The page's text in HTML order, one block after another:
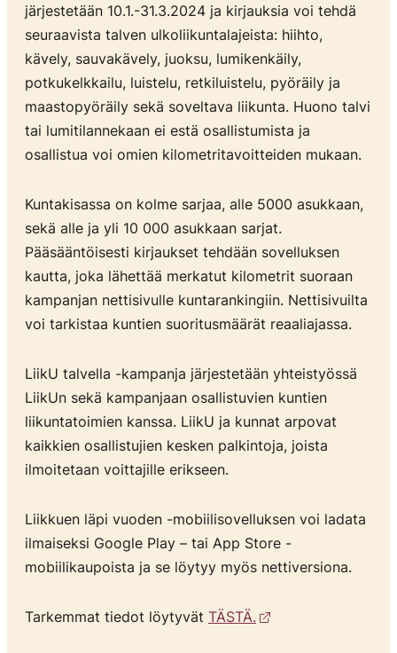
järjestetään 10.1.-31.3.2024 ja kirjauksia voi tehdä
seuraavista talven ulkoliikuntalajeista: hiihto,
kävely, sauvakävely, juoksu, lumikenkäily,
potkukelkkailu, luistelu, retkiluistelu, pyöräily ja
maastopyöräily sekä soveltava liikunta. Huono talvi
tai lumitilannekaan ei estä osallistumista ja
osallistua voi omien kilometritavoitteiden mukaan.
Kuntakisassa on kolme sarjaa, alle 5000 asukkaan,
sekä alle ja yli 10 000 asukkaan sarjat.
Pääsääntöisesti kirjaukset tehdään sovelluksen
kautta, joka lähettää merkatut kilometrit suoraan
kampanjan nettisivulle kuntarankingiin. Nettisivuilta
voi tarkistaa kuntien suoritusmäärät reaaliajassa.
LiikU talvella -kampanja järjestetään yhteistyössä
LiikUn sekä kampanjaan osallistuvien kuntien
liikuntatoimien kanssa. LiikU ja kunnat arpovat
kaikkien osallistujien kesken palkintoja, joista
ilmoitetaan voittajille erikseen.
Liikkuen läpi vuoden -mobiilisovelluksen voi ladata
ilmaiseksi Google Play – tai App Store -
mobiilikaupoista ja se löytyy myös nettiversiona.
Tarkemmat tiedot löytyvät TÄSTÄ.